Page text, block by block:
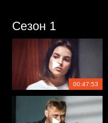
Сезон 1
00:47:53